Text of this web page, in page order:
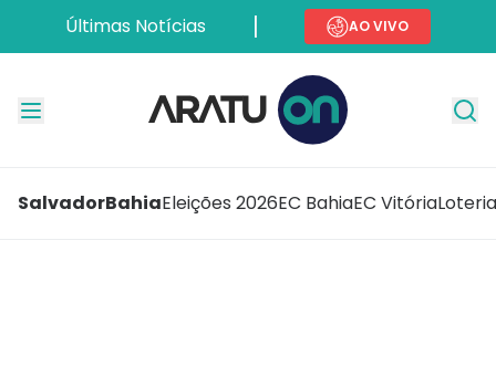
Últimas Notícias AO VIVO
SalvadorBahiaEleições 2026EC BahiaEC Vitória